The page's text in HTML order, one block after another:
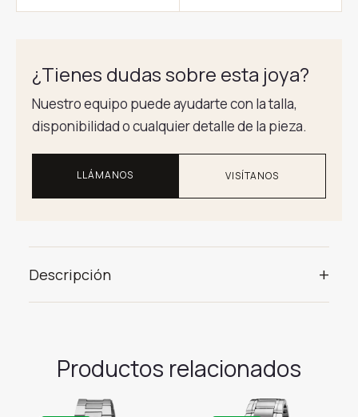
¿Tienes dudas sobre esta joya?
Nuestro equipo puede ayudarte con la talla,
disponibilidad o cualquier detalle de la pieza.
LLÁMANOS VISÍTANOS
Descripción +
Productos relacionados